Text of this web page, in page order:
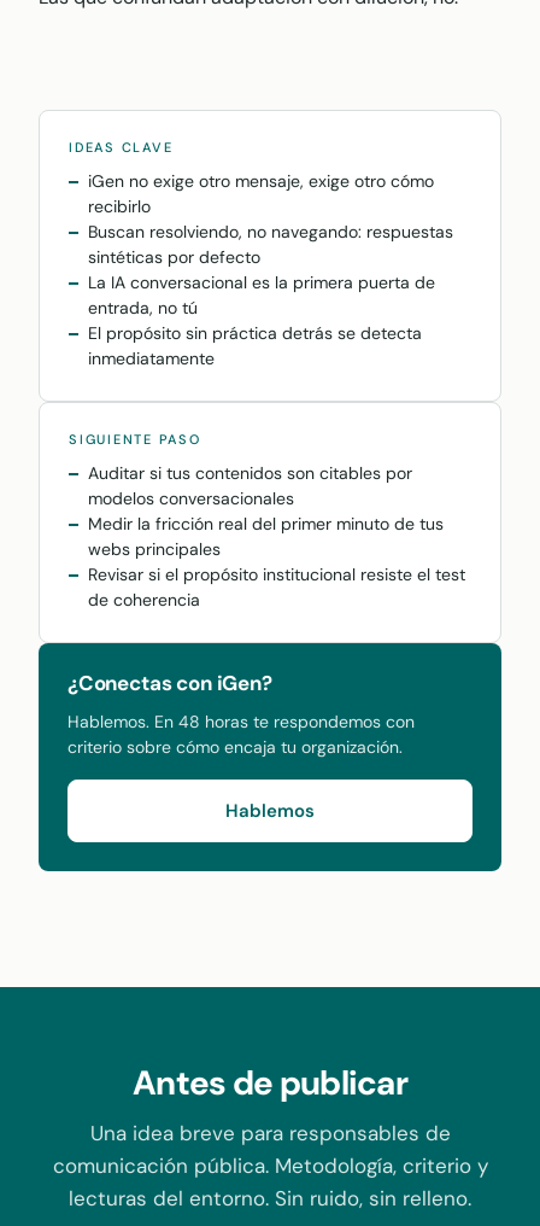
IDEAS CLAVE
iGen no exige otro mensaje, exige otro cómo
recibirlo
Buscan resolviendo, no navegando: respuestas
sintéticas por defecto
La IA conversacional es la primera puerta de
entrada, no tú
El propósito sin práctica detrás se detecta
inmediatamente
SIGUIENTE PASO
Auditar si tus contenidos son citables por
modelos conversacionales
Medir la fricción real del primer minuto de tus
webs principales
Revisar si el propósito institucional resiste el test
de coherencia
¿Conectas con iGen?
Hablemos. En 48 horas te respondemos con
criterio sobre cómo encaja tu organización.
Hablemos
Antes de publicar
Una idea breve para responsables de
comunicación pública. Metodología, criterio y
lecturas del entorno. Sin ruido, sin relleno.